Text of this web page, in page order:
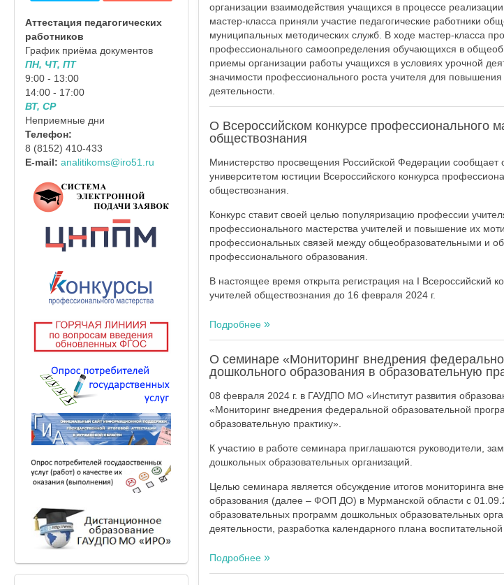
организации взаимодействия учащихся в процессе
мастер-класса приняли участие педагогические работники
муниципальных методических служб. В ходе мастер-класса
профессионального самоопределения обучающихся в
приемы организации работы учащихся в условиях урочной
значимости профессионального роста учителя для
деятельности.
О Всероссийском конкурсе профессионального
обществознания
Министерство просвещения Российской Федерации сообщает
университетом юстиции Всероссийского конкурса
обществознания.
Конкурс ставит своей целью популяризацию профессии
профессионального мастерства учителей и повышение их
профессиональных связей между общеобразовательными и
профессионального образования.
В настоящее время открыта регистрация на I Всероссийский
учителей обществознания до 16 февраля 2024 г.
Подробнее
О семинаре «Мониторинг внедрения
дошкольного образования в образовательную
08 февраля 2024 г. в ГАУДПО МО «Институт развития
«Мониторинг внедрения федеральной образовательной
образовательную практику».
К участию в работе семинара приглашаются руководители,
дошкольных образовательных организаций.
Целью семинара является обсуждение итогов мониторинга
образования (далее – ФОП ДО) в Мурманской области с
образовательных программ дошкольных образовательных
деятельности, разработка календарного плана воспитательной
Подробнее
Аттестация педагогических
работников
График приёма документов
ПН, ЧТ, ПТ
9:00 - 13:00
14:00 - 17:00
ВТ, СР
Неприемные дни
Телефон:
8 (8152) 410-433
E-mail: analitikoms@iro51.ru